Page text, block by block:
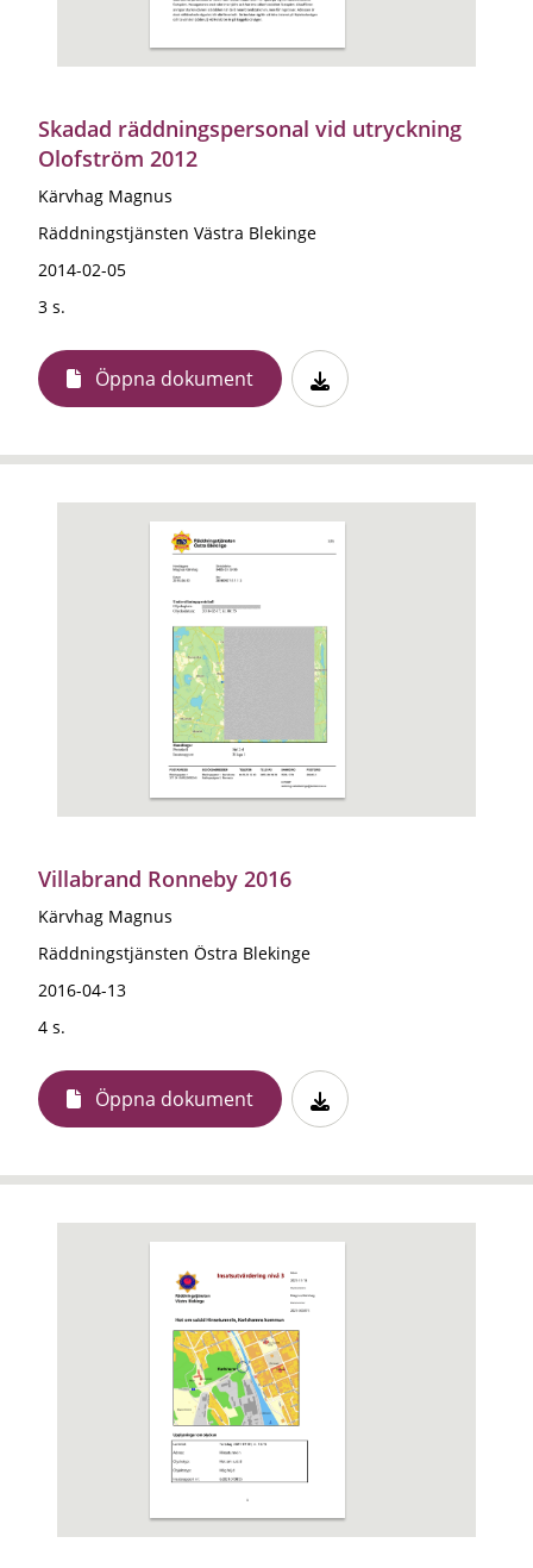
Skadad räddningspersonal vid utryckning
Olofström 2012
Kärvhag Magnus
Räddningstjänsten Västra Blekinge
2014-02-05
3 s.
Öppna dokument
Villabrand Ronneby 2016
Kärvhag Magnus
Räddningstjänsten Östra Blekinge
2016-04-13
4 s.
Öppna dokument